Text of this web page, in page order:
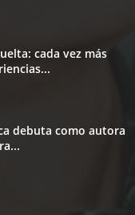
cada vez más
debuta como autora